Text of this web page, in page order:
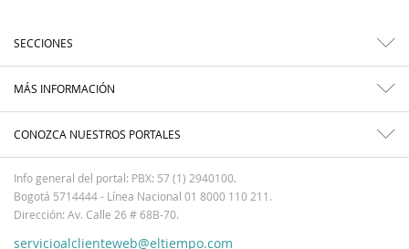
SECCIONES
MÁS INFORMACIÓN
CONOZCA NUESTROS PORTALES
Info general del portal: PBX: 57 (1) 2940100.
Bogotá 5714444 - Línea Nacional 01 8000 110 211.
Dirección: Av. Calle 26 # 68B-70.
servicioalclienteweb@eltiempo.com